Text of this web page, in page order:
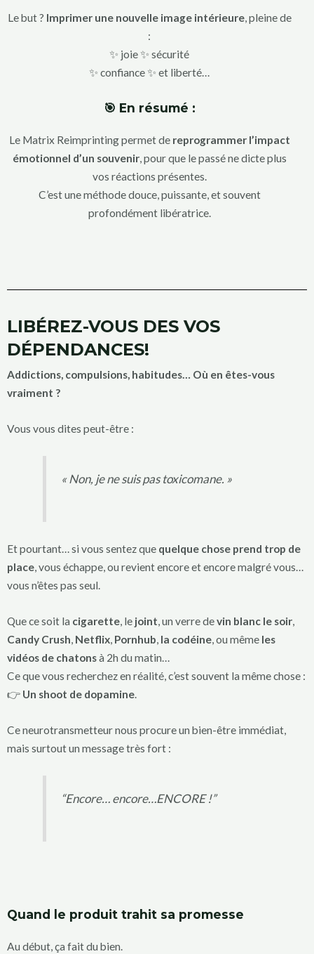
Le but ? Imprimer une nouvelle image intérieure, pleine de
:
✨ joie ✨ sécurité
✨ confiance ✨ et liberté…
🎯 En résumé :
Le Matrix Reimprinting permet de reprogrammer l’impact
émotionnel d’un souvenir, pour que le passé ne dicte plus
vos réactions présentes.
C’est une méthode douce, puissante, et souvent
profondément libératrice.
LIBÉREZ-VOUS DES VOS
DÉPENDANCES!
Addictions, compulsions, habitudes… Où en êtes-vous
vraiment ?
Vous vous dites peut-être :
« Non, je ne suis pas toxicomane. »
Et pourtant… si vous sentez que quelque chose prend trop de
place, vous échappe, ou revient encore et encore malgré vous…
vous n’êtes pas seul.
Que ce soit la cigarette, le joint, un verre devin blanc le soir,
Candy Crush, Netflix, Pornhub, la codéine, ou même les
vidéos de chatonsà 2h du matin…
Ce que vous recherchez en réalité, c’est souvent la même chose :
👉 Un shoot de dopamine.
Ce neurotransmetteur nous procure un bien-être immédiat,
mais surtout un message très fort :
“Encore… encore…ENCORE !”
Quand le produit trahit sa promesse
Au début, ça fait du bien.